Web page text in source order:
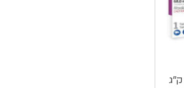
נקסגארד 10-25 ק”ג